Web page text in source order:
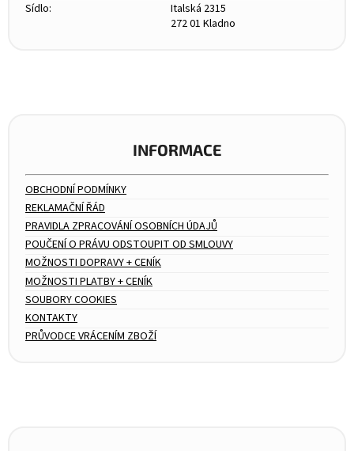
Sídlo:
Italská 2315
272 01 Kladno
INFORMACE
OBCHODNÍ PODMÍNKY
REKLAMAČNÍ ŘÁD
PRAVIDLA ZPRACOVÁNÍ OSOBNÍCH ÚDAJŮ
POUČENÍ O PRÁVU ODSTOUPIT OD SMLOUVY
MOŽNOSTI DOPRAVY + CENÍK
MOŽNOSTI PLATBY + CENÍK
SOUBORY COOKIES
KONTAKTY
PRŮVODCE VRÁCENÍM ZBOŽÍ